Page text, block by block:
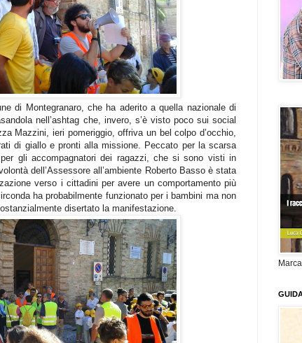
di Montegranaro, che ha aderito a quella nazionale di
nell’ashtag che, invero, s’è visto poco sui social
Mazzini, ieri pomeriggio, offriva un bel colpo d’occhio,
di giallo e pronti alla missione. Peccato per la scarsa
gli accompagnatori dei ragazzi, che si sono visti in
dell’Assessore all’ambiente Roberto Basso è stata
verso i cittadini per avere un comportamento più
ha probabilmente funzionato per i bambini ma non
disertato la manifestazione.
Marca